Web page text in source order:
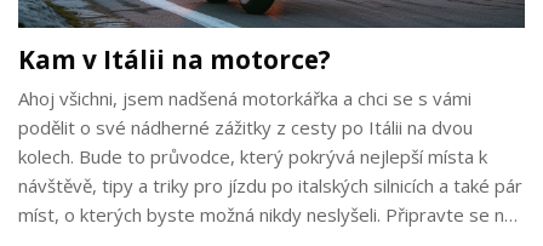
Kam v Itálii na motorce?
Ahoj všichni, jsem nadšená motorkářka a chci se s vámi
podělit o své nádherné zážitky z cesty po Itálii na dvou
kolech. Bude to průvodce, který pokrývá nejlepší místa k
návštěvě, tipy a triky pro jízdu po italských silnicích a také pár
míst, o kterých byste možná nikdy neslyšeli. Připravte se na